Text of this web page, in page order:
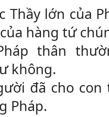
Thầy lớn của
hàng tứ
thân
không.
đã cho
Pháp.